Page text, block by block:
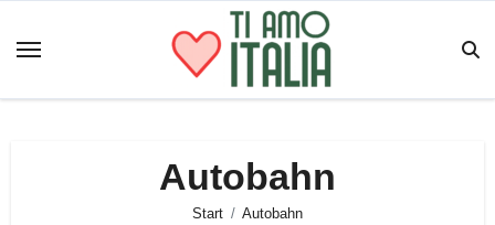
Inhalt
Autobahn
Start Autobahn